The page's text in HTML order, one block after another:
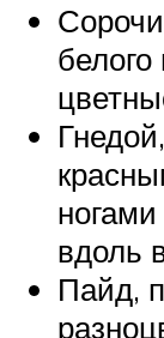
вдоль
Пайд,